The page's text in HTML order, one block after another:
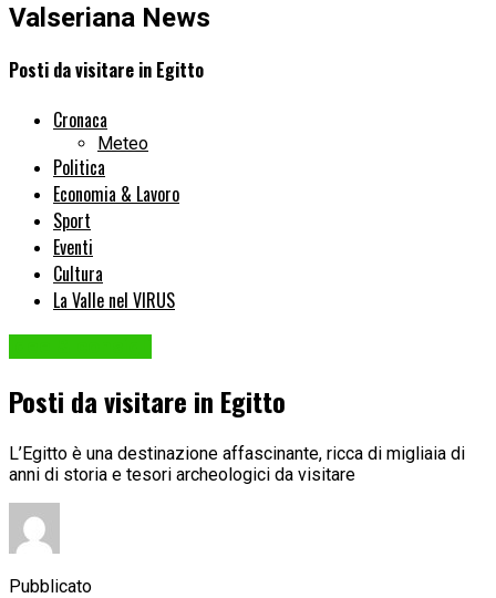
Valseriana News
Posti da visitare in Egitto
Cronaca
Meteo
Politica
Economia & Lavoro
Sport
Eventi
Cultura
La Valle nel VIRUS
Posti da visitare in Egitto
L’Egitto è una destinazione affascinante, ricca di migliaia di
anni di storia e tesori archeologici da visitare
Pubblicato